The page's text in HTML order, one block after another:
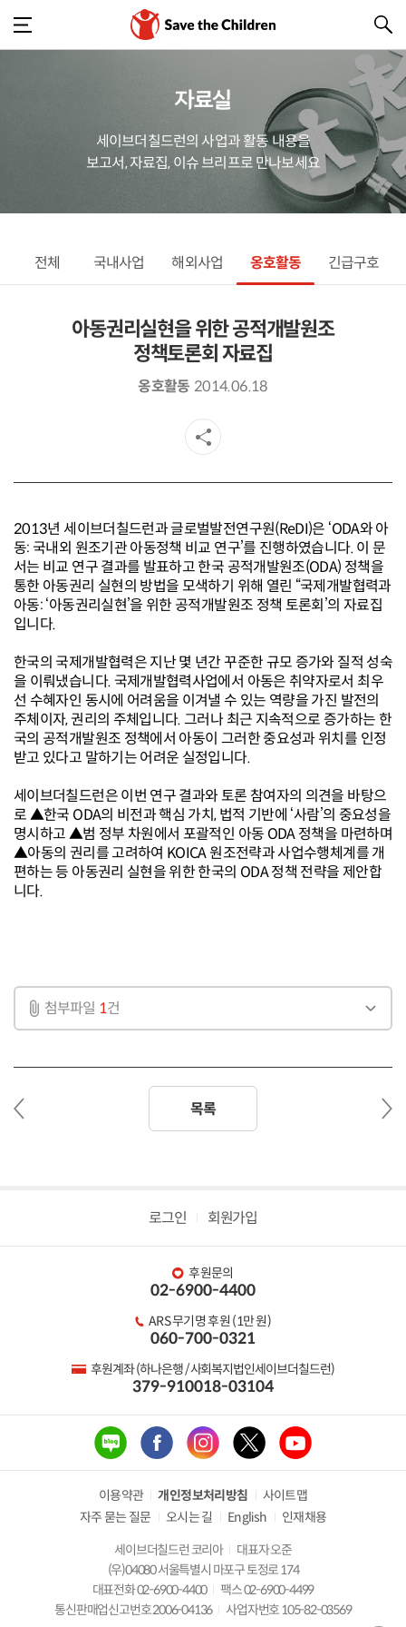
자료실
세이브더칠드런의 사업과 활동 내용을
보고서, 자료집, 이슈 브리프로 만나보세요
전체 국내사업 해외사업 옹호활동 긴급구호
아동권리실현을 위한 공적개발원조
정책토론회 자료집
옹호활동 2014.06.18
2013년 세이브더칠드런과 글로벌발전연구원(ReDI)은 ‘ODA와 아
동: 국내외 원조기관 아동정책 비교 연구’를 진행하였습니다. 이 문
서는 비교 연구 결과를 발표하고 한국 공적개발원조(ODA) 정책을
통한 아동권리 실현의 방법을 모색하기 위해 열린 “국제개발협력과
아동: ‘아동권리실현’을 위한 공적개발원조 정책 토론회’의 자료집
입니다.
한국의 국제개발협력은 지난 몇 년간 꾸준한 규모 증가와 질적 성숙
을 이뤄냈습니다. 국제개발협력사업에서 아동은 취약자로서 최우
선 수혜자인 동시에 어려움을 이겨낼 수 있는 역량을 가진 발전의
주체이자, 권리의 주체입니다. 그러나 최근 지속적으로 증가하는 한
국의 공적개발원조 정책에서 아동이 그러한 중요성과 위치를 인정
받고 있다고 말하기는 어려운 실정입니다.
세이브더칠드런은 이번 연구 결과와 토론 참여자의 의견을 바탕으
로 ▲한국 ODA의 비전과 핵심 가치, 법적 기반에 ‘사람’의 중요성을
명시하고 ▲범 정부 차원에서 포괄적인 아동 ODA 정책을 마련하며
▲아동의 권리를 고려하여 KOICA 원조전략과 사업수행체계를 개
편하는 등 아동권리 실현을 위한 한국의 ODA 정책 전략을 제안합
니다.
첨부파일 1건
목록
로그인 회원가입
후원문의
02-6900-4400
ARS 무기명 후원 (1만 원)
060-700-0321
후원계좌 (하나은행 / 사회복지법인세이브더칠드런)
379-910018-03104
이용약관 개인정보처리방침
사이트맵
자주 묻는 질문
오시는 길 English
인재채용
세이브더칠드런 코리아
대표자 오준
(우)04080 서울특별시 마포구 토정로 174
대표전화 02-6900-4400
팩스 02-6900-4499
통신판매업신고번호 2006-04136
사업자번호 105-82-03569